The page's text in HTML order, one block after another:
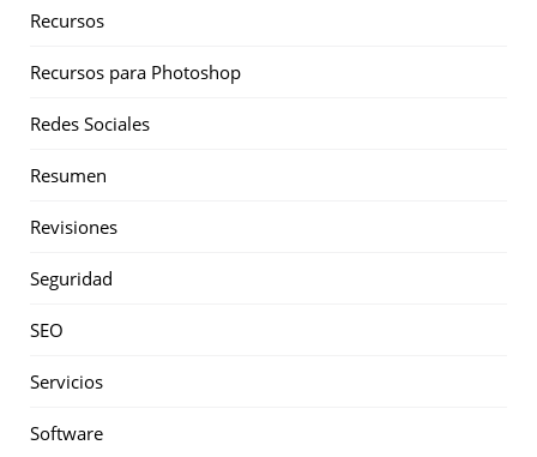
Recursos
Recursos para Photoshop
Redes Sociales
Resumen
Revisiones
Seguridad
SEO
Servicios
Software